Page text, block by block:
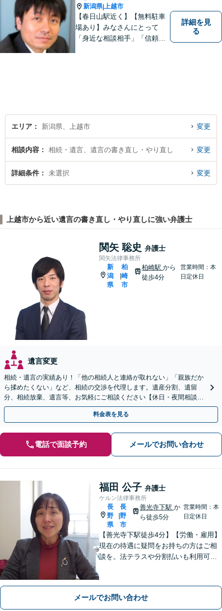
新潟県|上越市
【春日山駅近く】【無料駐車
場あり】みなさんにとって
「身近な相談相手」「信頼で
ください。
詳細を見
る
エリア 新潟県、上越市 変更
相談内容 相続・遺言、遺言の書き直し・やり直し 変更
詳細条件 未選択 変更
上越市から近い遺言の書き直し・やり直しに強い弁護士
関矢 聡史 弁護士
関矢法律事務所
新
潟
県
柏
崎
市
柏崎駅から
徒歩4分
営業時間：本
日定休日
遺言変更
相続・遺言の実績あり！「他の相続人と連絡が取れない」「親族だか
ら揉めたくない」など、相続の交渉を代理します。遺産分割、遺留
分、相続放棄、遺言等、お気軽にご相談ください【休日・夜間相談
可】【柏崎駅4分】【近隣駐車場あり】【弁護士歴10年以上】
料金表を見る
電話で面談予約 メールでお問い合わせ
福田 公子 弁護士
ケルン法律事務所
長
野
県
|
長
野
市
善光寺下駅 か
ら徒歩5分
営業時間：本
日定休日
【善光寺下駅徒歩4分】【労働・雇用】
現在の待遇に疑問をお持ちの方はご相
談を。法テラスや分割払いも利用可
メールでお問い合わせ